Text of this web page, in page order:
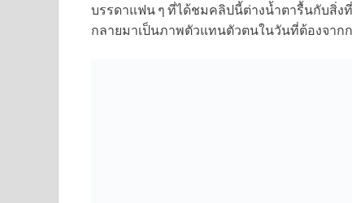
บรรดาแฟน ๆ ที่ได้ชมคลิปนี้ต่างน้ำตารื้นกับสิ่ง
กลายมาเป็นภาพตัวแทนตัวตนในวันที่ต้องจาก